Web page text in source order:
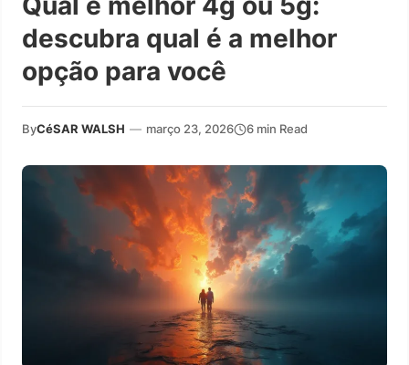
descubra qual é a melhor
opção para você
ByCéSAR WALSH — março 23, 2026 6 min Read